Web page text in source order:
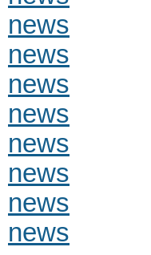
news
news
news
news
news
news
news
news